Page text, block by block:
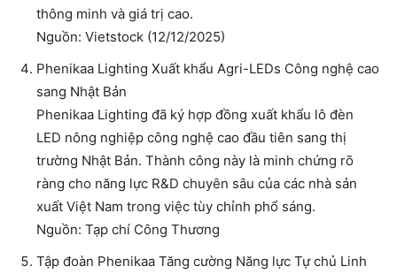
thông minh và giá trị cao.
Nguồn: Vietstock (12/12/2025)
Phenikaa Lighting Xuất khẩu Agri-LEDs Công nghệ cao
sang Nhật Bản
Phenikaa Lighting đã ký hợp đồng xuất khẩu lô đèn
LED nông nghiệp công nghệ cao đầu tiên sang thị
trường Nhật Bản. Thành công này là minh chứng rõ
ràng cho năng lực R&D chuyên sâu của các nhà sản
xuất Việt Nam trong việc tùy chỉnh phổ sáng.
Nguồn: Tạp chí Công Thương
Tập đoàn Phenikaa Tăng cường Năng lực Tự chủ Linh